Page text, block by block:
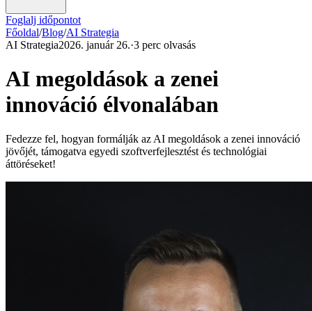
Foglalj időpontot
Főoldal/Blog/AI Strategia
AI Strategia2026. január 26.·3 perc olvasás
AI megoldások a zenei
innováció élvonalában
Fedezze fel, hogyan formálják az AI megoldások a zenei innováció
jövőjét, támogatva egyedi szoftverfejlesztést és technológiai
áttöréseket!